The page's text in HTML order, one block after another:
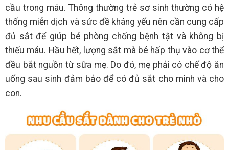
cầu trong máu. Thông thường trẻ sơ sinh thường có hệ
thống miễn dịch và sức đề kháng yếu nên cần cung cấp
đủ sắt để giúp bé phòng chống bệnh tật và không bị
thiếu máu. Hầu hết, lượng sắt mà bé hấp thụ vào cơ thể
đều bắt nguồn từ sữa mẹ. Do đó, mẹ phải có chế độ ăn
uống sau sinh đảm bảo để có đủ sắt cho mình và cho
con.